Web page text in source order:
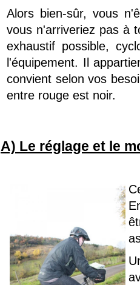
Alors bien-sûr, vous
vous n'arriveriez pas à
exhaustif possible,
l'équipement. Il
convient selon vos
entre rouge est noir.
A) Le réglage et le